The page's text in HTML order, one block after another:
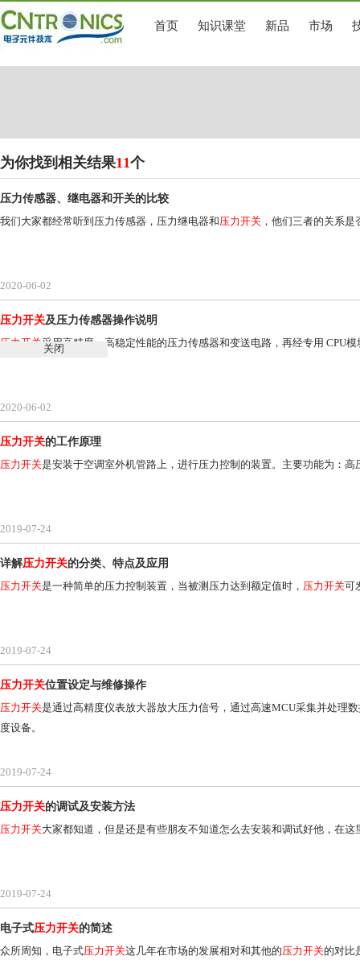
首页 知识课堂 新品 市场
为你找到相关结果11个
压力传感器、继电器和开关的比较
我们大家都经常听到压力传感器，压力继电器和压力开关 ，他们三者的关系
2020-06-02
压力开关及压力传感器操作说明
压力开关采用高精度、高稳定性能的压力传感器和变送电路，再经专用 CPU
2020-06-02
压力开关的工作原理
压力开关是安装于空调室外机管路上，进行压力控制的装置。主要功能为：
2019-07-24
详解压力开关的分类、特点及应用
压力开关是一种简单的压力控制装置，当被测压力达到额定值时， 压力开关可
2019-07-24
压力开关位置设定与维修操作
压力开关是通过高精度仪表放大器放大压力信号，通过高速MCU采集并处理
度设备。
2019-07-24
压力开关的调试及安装方法
压力开关大家都知道，但是还是有些朋友不知道怎么去安装和调试好他，在这
2019-07-24
电子式压力开关的简述
众所周知，电子式压力开关这几年在市场的发展相对和其他的压力开关的对比
关闭